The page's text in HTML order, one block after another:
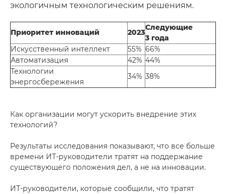
экологичным технологическим решениям.
Приоритет инноваций 2023
Следующие
3 года
Искусственный интеллект
55% 66%
Автоматизация
42% 44%
Технологии
энергосбережения
34% 38%
Как организации могут ускорить внедрение этих
технологий?
Результаты исследования показывают, что все больше
времени ИТ-руководители тратят на поддержание
существующего положения дел, а не на инновации.
ИТ-руководители, которые сообщили, что тратят